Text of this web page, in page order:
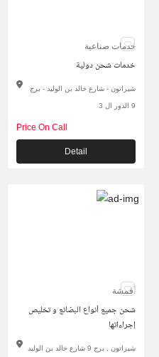
خدمات صناعية
خدمات شحن دولية
شيراتون - شارع خالد بن الوليد - برج
9 الدور ال 3
Price On Call
Detail
أقمشة
شحن جميع أنواع البضائع و تخليص
إجراءاتها
شيراتون , برج 9 شارع خالد بن الوليد